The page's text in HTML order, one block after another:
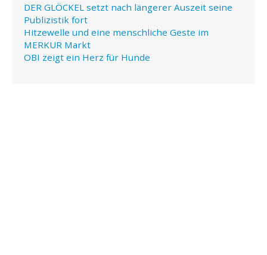
DER GLÖCKEL setzt nach längerer Auszeit seine
Publizistik fort
Hitzewelle und eine menschliche Geste im
MERKUR Markt
OBI zeigt ein Herz für Hunde